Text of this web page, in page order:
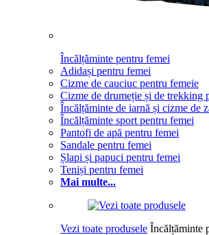
Încălțăminte pentru femei
Adidași pentru femei
Cizme de cauciuc pentru femeie
Cizme de drumeție și de trekking
Încălțăminte de iarnă și cizme de
Încălțăminte sport pentru femei
Pantofi de apă pentru femei
Sandale pentru femei
Șlapi și papuci pentru femei
Teniși pentru femei
Mai multe...
Vezi toate produsele Încălțăminte